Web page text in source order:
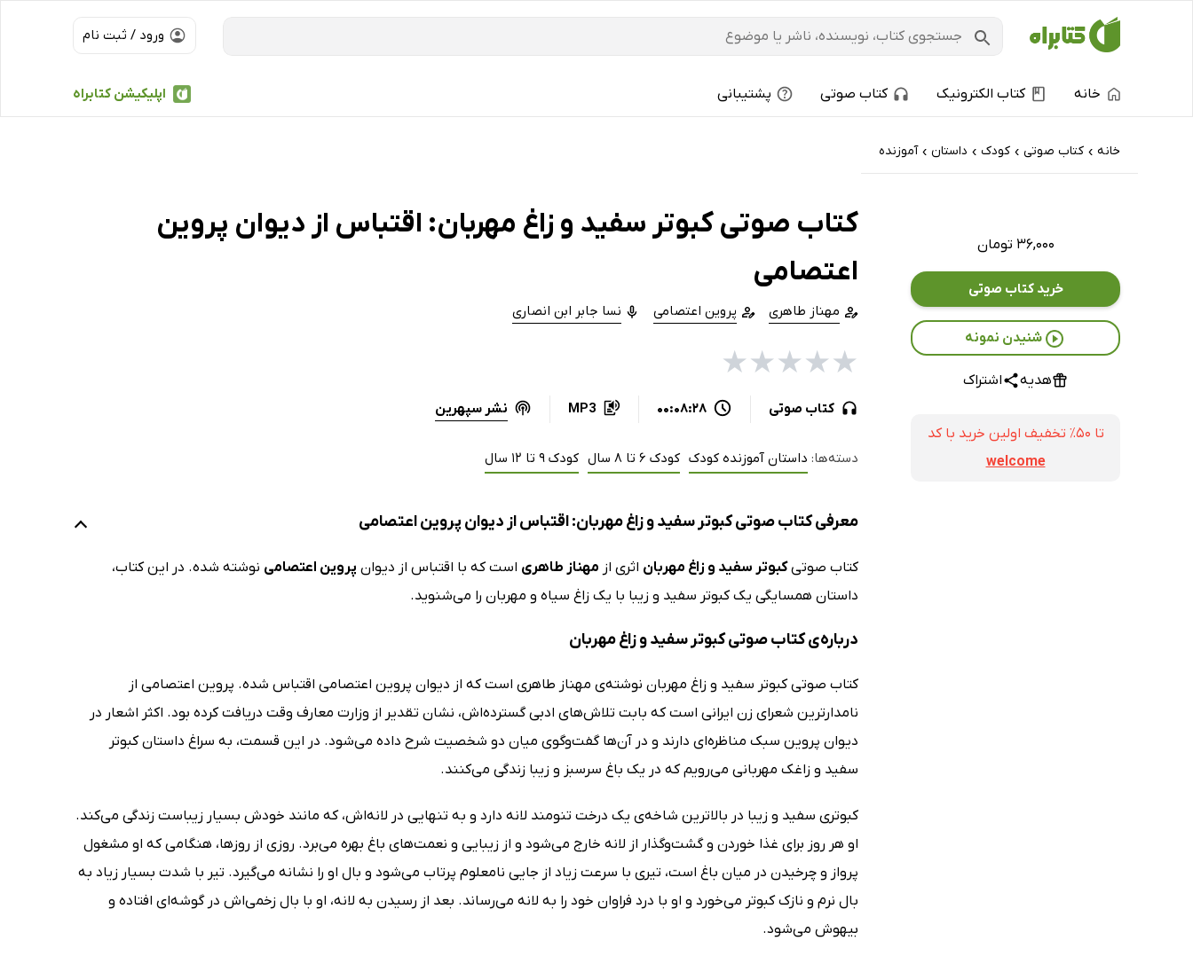
ورود / ثبت نام
اپلیکیشن کتابراه خانه کتاب الکترونیک کتاب صوتی پشتیبانی
خانه › کتاب‌ صوتی › کودک › داستان › آموزنده
۳۶,۰۰۰ تومان
خرید کتاب صوتی
شنیدن نمونه
هدیه اشتراک
تا ۵۰٪ تخفیف اولین خرید با کد
welcome
کتاب صوتی کبوتر سفید و زاغ مهربان: اقتباس از دیوان پروین
اعتصامی
مهناز طاهری پروین اعتصامی نسا جابر ابن انصاری
★
★
★
★
★
کتاب صوتی 00:08:28
MP3 نشر سپهرین
دسته‌ها: داستان آموزنده کودک کودک 6 تا 8 سال کودک 9 تا 12 سال
معرفی کتاب صوتی کبوتر سفید و زاغ مهربان: اقتباس از دیوان پروین اعتصامی
کتاب صوتیکبوتر سفید و زاغ مهربان اثری از مهناز طاهری است که با اقتباس از دیوان پروین اعتصامی نوشته شده. در این کتاب،
داستان همسایگی یک کبوتر سفید و زیبا با یک زاغ سیاه و مهربان را می‌شنوید.
درباره‌ی کتاب صوتی کبوتر سفید و زاغ مهربان
کتاب صوتی کبوتر سفید و زاغ مهربان نوشته‌‌ی مهناز طاهری است که از دیوان پروین اعتصامی اقتباس شده. پروین اعتصامی از
نامدارترین شعرای زن ایرانی است که بابت تلاش‌های ادبی گسترده‌اش، نشان تقدیر از وزارت معارف وقت دریافت کرده بود. اکثر اشعار در
دیوان پروین سبک مناظره‌ای دارند و در آن‌ها گفت‌وگوی میان دو شخصیت شرح داده می‌شود. در این قسمت، به سراغ داستان کبوتر
سفید و زاغک مهربانی می‌رویم که در یک باغ سرسبز و زیبا زندگی می‌کنند.
کبوتری سفید و زیبا در بالاترین شاخه‌ی یک درخت تنومند لانه دارد و به تنهایی در لانه‌اش، که مانند خودش بسیار زیباست زندگی می‌کند.
او هر روز برای غذا خوردن و گشت‌وگذار از لانه خارج می‌شود و از زیبایی و نعمت‌های باغ بهره می‌برد. روزی از روزها، هنگامی که او مشغول
پرواز و چرخیدن در میان باغ است، تیری با سرعت زیاد از جایی نامعلوم پرتاب می‌شود و بال او را نشانه می‌گیرد. تیر با شدت بسیار زیاد به
بال نرم و نازک کبوتر می‌خورد و او با درد فراوان خود را به لانه می‌رساند. بعد از رسیدن به لانه، او با بال زخمی‌اش در گوشه‌ای افتاده و
بیهوش می‌شود.